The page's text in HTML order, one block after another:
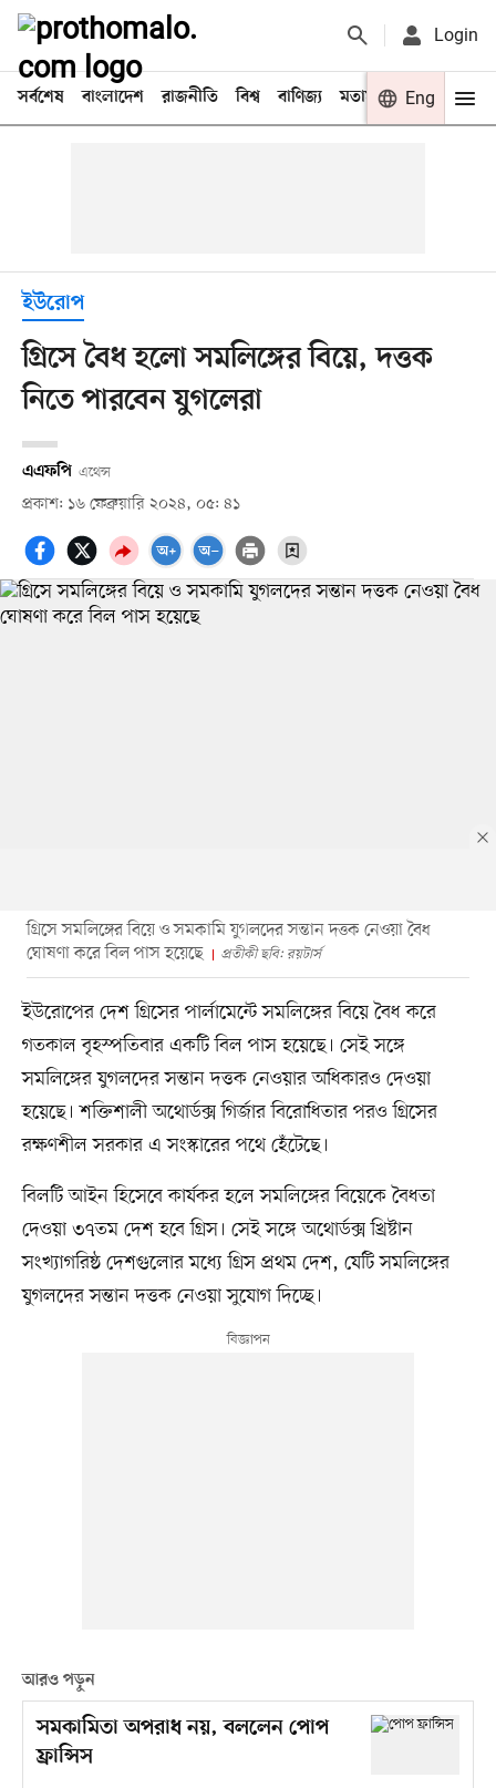
Login
সর্বশেষ বাংলাদেশ রাজনীতি বিশ্ব বাণিজ্য মতামত খেলা
Eng
ইউরোপ
গ্রিসে বৈধ হলো সমলিঙ্গের বিয়ে, দত্তক
নিতে পারবেন যুগলেরা
এএফপি এথেন্স
প্রকাশ: ১৬ ফেব্রুয়ারি ২০২৪, ০৫: ৪১
গ্রিসে সমলিঙ্গের বিয়ে ও সমকামি যুগলদের সন্তান দত্তক নেওয়া বৈধ
ঘোষণা করে বিল পাস হয়েছে
প্রতীকী ছবি: রয়টার্স
ইউরোপের দেশ গ্রিসের পার্লামেন্টে সমলিঙ্গের বিয়ে বৈধ করে
গতকাল বৃহস্পতিবার একটি বিল পাস হয়েছে। সেই সঙ্গে
সমলিঙ্গের যুগলদের সন্তান দত্তক নেওয়ার অধিকারও দেওয়া
হয়েছে। শক্তিশালী অথোর্ডক্স গির্জার বিরোধিতার পরও গ্রিসের
রক্ষণশীল সরকার এ সংস্কারের পথে হেঁটেছে।
বিলটি আইন হিসেবে কার্যকর হলে সমলিঙ্গের বিয়েকে বৈধতা
দেওয়া ৩৭তম দেশ হবে গ্রিস। সেই সঙ্গে অথোর্ডক্স খ্রিষ্টান
সংখ্যাগরিষ্ঠ দেশগুলোর মধ্যে গ্রিস প্রথম দেশ, যেটি সমলিঙ্গের
যুগলদের সন্তান দত্তক নেওয়া সুযোগ দিচ্ছে।
আরও পড়ুন
সমকামিতা অপরাধ নয়, বললেন পোপ
ফ্রান্সিস